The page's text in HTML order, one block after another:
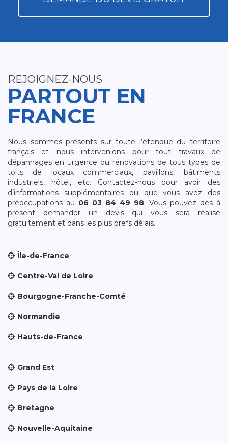
REJOIGNEZ-NOUS
PARTOUT EN
FRANCE
Nous sommes présents sur toute l’étendue du territoire
français et nous intervenions pour tout travaux de
dépannages en urgence ou rénovations de tous types de
toits de locaux commerciaux, pavillons, bâtiments
industriels, hôtel, etc. Contactez-nous pour avoir des
d’informations supplémentaires ou que vous avez des
préoccupations au 06 03 84 49 98. Vous pouvez dès à
présent demander un devis qui vous sera réalisé
gratuitement et dans les plus brefs délais.
Île-de-France
Centre-Val de Loire
Bourgogne-Franche-Comté
Normandie
Hauts-de-France
Grand Est
Pays de la Loire
Bretagne
Nouvelle-Aquitaine